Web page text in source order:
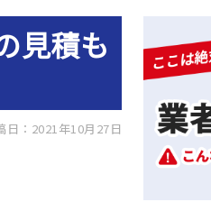
見積も
日：2021年10月27日